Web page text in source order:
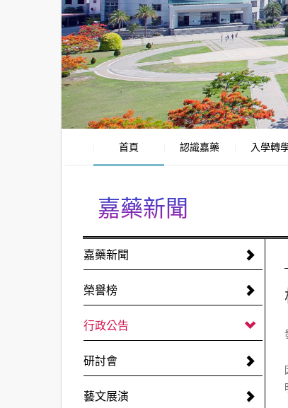
首頁 認識嘉藥 入學轉
嘉藥新聞
嘉藥新聞
榮譽榜
行政公告
研討會
藝文展演